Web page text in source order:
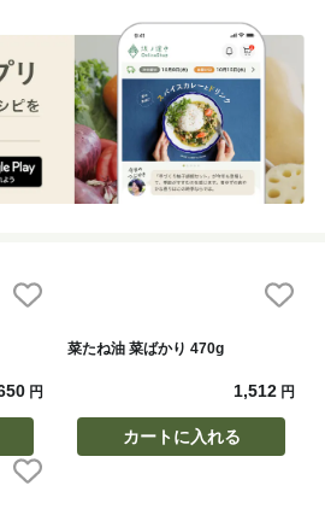
円
菜たね油 菜ばかり 470g
1,512 円
カートに入れる